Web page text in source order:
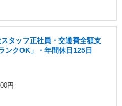
タッフ正社員・交通費全額支
ンクOK」・年間休日125日
円